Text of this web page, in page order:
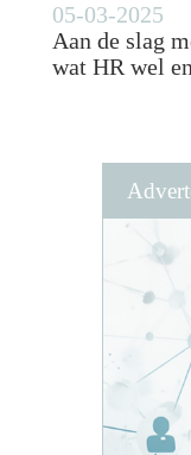
05-03-2025
Aan de slag
wat HR wel